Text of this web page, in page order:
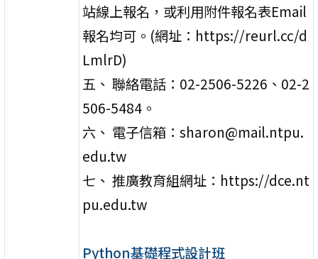
站線上報名，或利用附件報名表Email
報名均可。(網址：https://reurl.cc/d
LmlrD)
五、 聯絡電話：02-2506-5226、02-2
506-5484。
六、 電子信箱：sharon@mail.ntpu.
edu.tw
七、 推廣教育組網址：https://dce.nt
pu.edu.tw
Python基礎程式設計班